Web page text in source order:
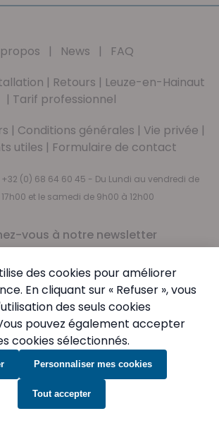
| News |
FAQ
| Retours | Leuze-en-Hainaut
| Tarif professionnel
| Conditions générales | Vie privée |
utiles | Formulaire de contact
+32 (0) 68 64 60 45 - Du Lundi au vendredi de
et le samedi de 9h00 à 12h00
vous à notre newsletter
Inscription
vous acceptez notrePolitique de
confidentialité
© PharmaMed.
des cookies pour améliorer
En cliquant sur « Refuser », vous
des seuls cookies
pouvez également accepter
cookies sélectionnés.
Personnaliser mes cookies
Tout accepter